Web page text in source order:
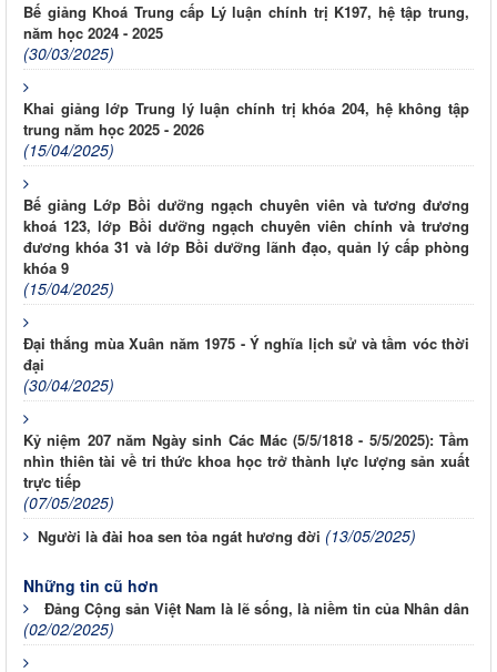
Bế giảng Khoá Trung cấp Lý luận chính trị K197, hệ tập trung,
năm học 2024 - 2025
(30/03/2025)
Khai giảng lớp Trung lý luận chính trị khóa 204, hệ không tập
trung năm học 2025 - 2026
(15/04/2025)
Bế giảng Lớp Bồi dưỡng ngạch chuyên viên và tương đương
khoá 123, lớp Bồi dưỡng ngạch chuyên viên chính và trương
đương khóa 31 và lớp Bồi dưỡng lãnh đạo, quản lý cấp phòng
khóa 9
(15/04/2025)
Đại thắng mùa Xuân năm 1975 - Ý nghĩa lịch sử và tầm vóc thời
đại
(30/04/2025)
Kỷ niệm 207 năm Ngày sinh Các Mác (5/5/1818 - 5/5/2025): Tầm
nhìn thiên tài về tri thức khoa học trở thành lực lượng sản xuất
trực tiếp
(07/05/2025)
Người là đài hoa sen tỏa ngát hương đời (13/05/2025)
Những tin cũ hơn
Đảng Cộng sản Việt Nam là lẽ sống, là niềm tin của Nhân dân
(02/02/2025)